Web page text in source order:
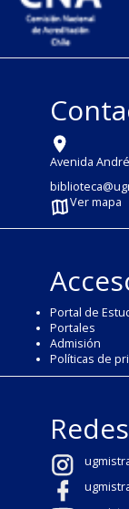
Avenida
Ver mapa
Portal de
Portales
Admisión
Políticas de